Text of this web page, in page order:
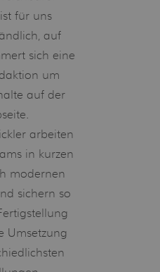
für uns
auf
sich eine
um
auf der
arbeiten
in kurzen
modernen
sichern so
Umsetzung
(0)
(0)
(0)